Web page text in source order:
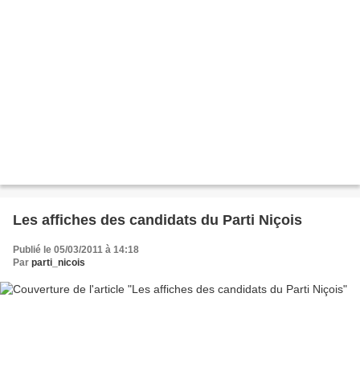
Les affiches des candidats du Parti Niçois
Publié le 05/03/2011 à 14:18
Par parti_nicois